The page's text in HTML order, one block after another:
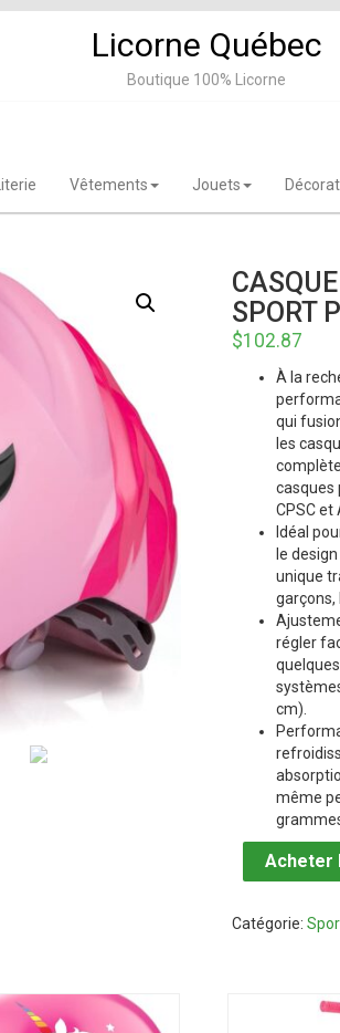
Licorne Québec
Boutique 100% Licorne
Literie Vêtements Jouets
SPORT
$102.87
À la
qui
les
casques
CPSC et
Idéal
le
unique
garçons,
régler
cm).
même
Acheter
Catégorie: